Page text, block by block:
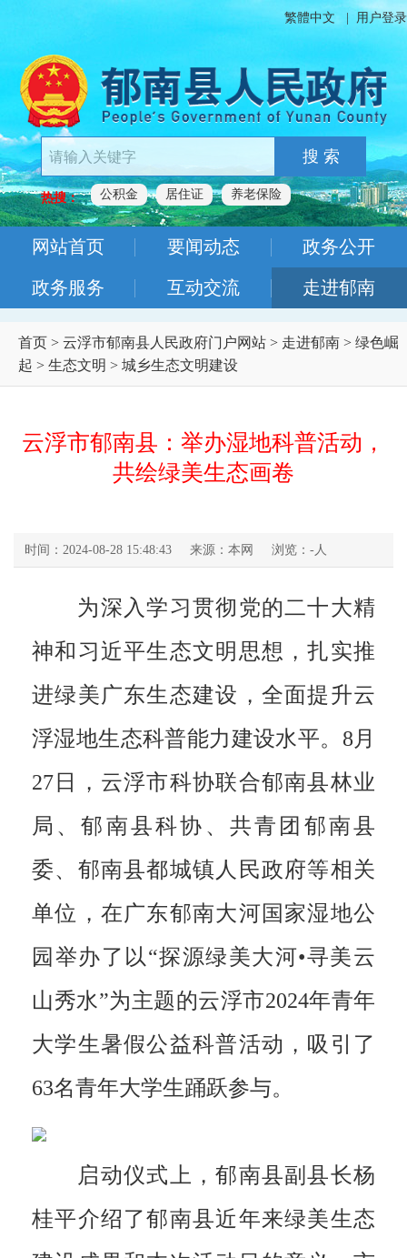
繁體中文 用户登录
搜 索
热搜： 公积金 居住证 养老保险
网站首页 要闻动态 政务公开
政务服务 互动交流 走进郁南
首页 > 云浮市郁南县人民政府门户网站 > 走进郁南 > 绿色崛
起 > 生态文明 > 城乡生态文明建设
云浮市郁南县：举办湿地科普活动，
共绘绿美生态画卷
时间：2024-08-28 15:48:43 来源：本网 浏览： - 人
为深入学习贯彻党的二十大精
神和习近平生态文明思想，扎实推
进绿美广东生态建设，全面提升云
浮湿地生态科普能力建设水平。8月
27日，云浮市科协联合郁南县林业
局、郁南县科协、共青团郁南县
委、郁南县都城镇人民政府等相关
单位，在广东郁南大河国家湿地公
园举办了以“探源绿美大河•寻美云
山秀水”为主题的云浮市2024年青年
大学生暑假公益科普活动，吸引了
63名青年大学生踊跃参与。
启动仪式上，郁南县副县长杨
桂平介绍了郁南县近年来绿美生态